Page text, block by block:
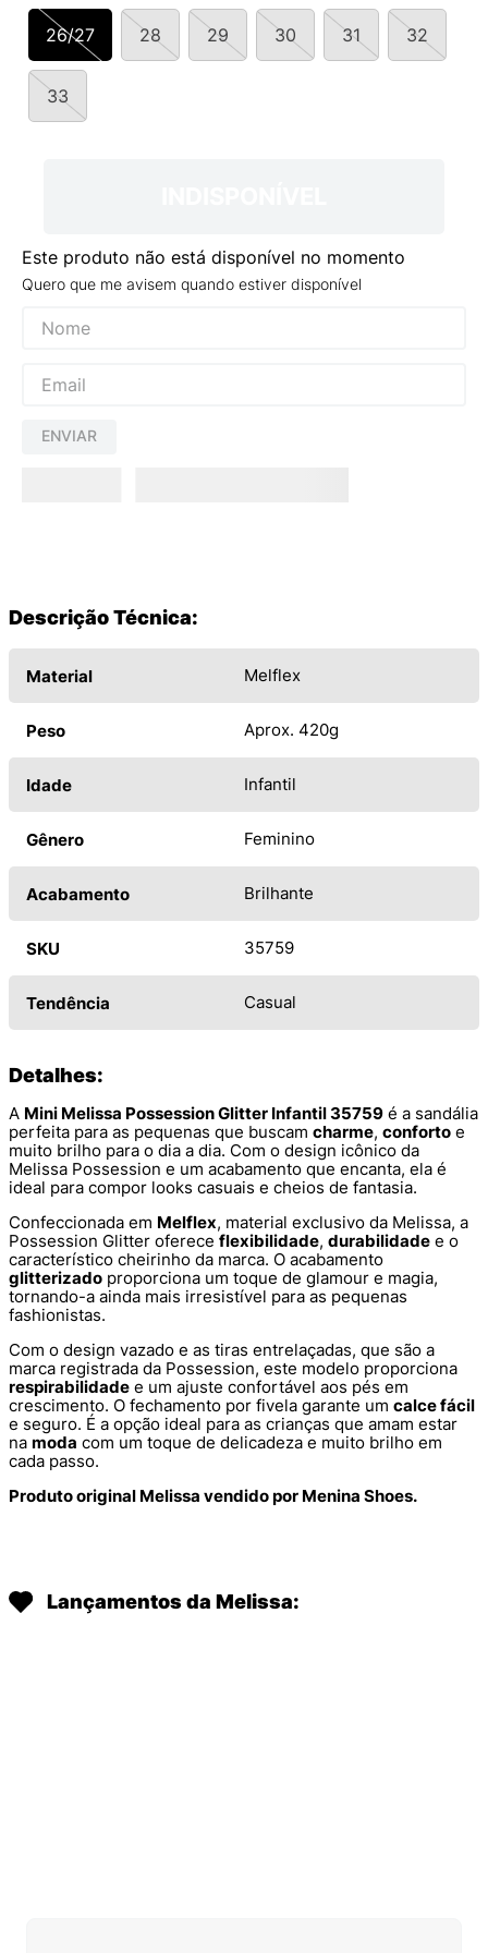
26/27 28 29 30 31 32
33
Este produto não está disponível no momento
Quero que me avisem quando estiver disponível
ENVIAR
Descrição Técnica:
Material Melflex
Peso Aprox. 420g
Idade Infantil
Gênero Feminino
Acabamento Brilhante
SKU 35759
Tendência Casual
Detalhes:
A Mini Melissa Possession Glitter Infantil 35759 é a sandália
perfeita para as pequenas que buscam charme, conforto e
muito brilho para o dia a dia. Com o design icônico da
Melissa Possession e um acabamento que encanta, ela é
ideal para compor looks casuais e cheios de fantasia.
Confeccionada em Melflex, material exclusivo da Melissa, a
Possession Glitter oferece flexibilidade, durabilidade e o
característico cheirinho da marca. O acabamento
glitterizado proporciona um toque de glamour e magia,
tornando-a ainda mais irresistível para as pequenas
fashionistas.
Com o design vazado e as tiras entrelaçadas, que são a
marca registrada da Possession, este modelo proporciona
respirabilidade e um ajuste confortável aos pés em
crescimento. O fechamento por fivela garante um calce fácil
e seguro. É a opção ideal para as crianças que amam estar
na moda com um toque de delicadeza e muito brilho em
cada passo.
Produto original Melissa vendido por Menina Shoes.
Lançamentos da Melissa:
9º
VANS TÊNIS VANS ULTRARANGE
10º NEW BALANCE 204L